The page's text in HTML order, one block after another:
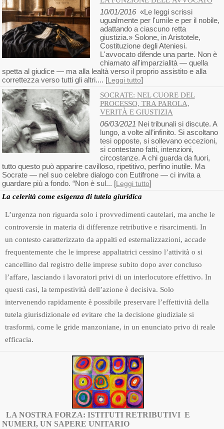
10/01/2016«Le leggi scrissi
ugualmente per l'umile e per il nobile,
adattando a ciascuno retta
giustizia.» Solone, in Aristotele,
Costituzione degli Ateniesi.
L'avvocato difende una parte. Non è
chiamato all'imparzialità — quella
spetta al giudice — ma alla lealtà verso il proprio assistito e alla
correttezza verso tutti gli altri.... [Leggi tutto]
SOCRATE: NEL CUORE DEL
PROCESSO, TRA PAROLA,
VERITÀ E GIUSTIZIA
06/03/2021 Nei tribunali si discute. A
lungo, a volte all’infinito. Si ascoltano
tesi opposte, si sollevano eccezioni,
si contestano fatti, intenzioni,
circostanze. A chi guarda da fuori,
tutto questo può apparire cavilloso, ripetitivo, perfino inutile. Ma
Socrate — nel suo celebre dialogo con Eutifrone — ci invita a
guardare più a fondo. “Non è sul... [Leggi tutto]
La celerità come esigenza di tutela giuridica
L’urgenza non riguarda solo i provvedimenti cautelari, ma anche le
controversie in materia di differenze retributive e risarcimenti. In
un contesto caratterizzato da appalti ed esternalizzazioni, accade
frequentemente che le imprese appaltatrici cessino l’attività o si
cancellino dal registro delle imprese subito dopo aver concluso
l’affare, lasciando i lavoratori privi di un interlocutore effettivo. In
questi casi, la tempestività dell’azione è decisiva. Solo
intervenendo rapidamente è possibile preservare l’effettività della
tutela giurisdizionale ed evitare che la decisione giudiziale si
trasformi, come le gride manzoniane, in un enunciato privo di reale
efficacia.
LA NOSTRA FORZA: ISTITUTI RETRIBUTIVI E
NUMERI, UN SAPERE UNITARIO